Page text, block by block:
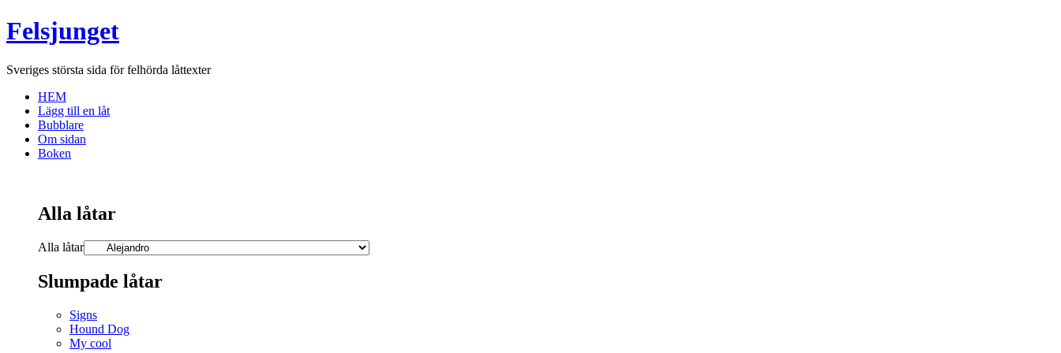
Felsjunget
Sveriges största sida för felhörda låttexter
HEM
Lägg till en låt
Bubblare
Om sidan
Boken
Alla låtar
Alla låtar
Slumpade låtar
Signs
Hound Dog
My cool